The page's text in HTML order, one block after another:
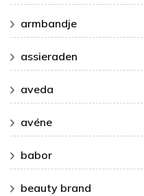
armbandje
assieraden
aveda
avéne
babor
beauty brand